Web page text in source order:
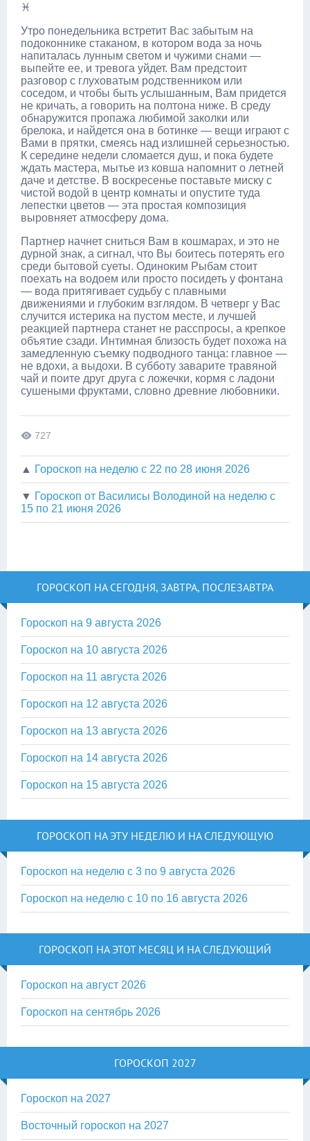
♓
Утро понедельника встретит Вас забытым на
подоконнике стаканом, в котором вода за ночь
напиталась лунным светом и чужими снами —
выпейте ее, и тревога уйдет. Вам предстоит
разговор с глуховатым родственником или
соседом, и чтобы быть услышанным, Вам придется
не кричать, а говорить на полтона ниже. В среду
обнаружится пропажа любимой заколки или
брелока, и найдется она в ботинке — вещи играют с
Вами в прятки, смеясь над излишней серьезностью.
К середине недели сломается душ, и пока будете
ждать мастера, мытье из ковша напомнит о летней
даче и детстве. В воскресенье поставьте миску с
чистой водой в центр комнаты и опустите туда
лепестки цветов — эта простая композиция
выровняет атмосферу дома.
Партнер начнет сниться Вам в кошмарах, и это не
дурной знак, а сигнал, что Вы боитесь потерять его
среди бытовой суеты. Одиноким Рыбам стоит
поехать на водоем или просто посидеть у фонтана
— вода притягивает судьбу с плавными
движениями и глубоким взглядом. В четверг у Вас
случится истерика на пустом месте, и лучшей
реакцией партнера станет не расспросы, а крепкое
объятие сзади. Интимная близость будет похожа на
замедленную съемку подводного танца: главное —
не вдохи, а выдохи. В субботу заварите травяной
чай и поите друг друга с ложечки, кормя с ладони
сушеными фруктами, словно древние любовники.
727
▲ Гороскоп на неделю с 22 по 28 июня 2026
▼ Гороскоп от Василисы Володиной на неделю с
15 по 21 июня 2026
ГОРОСКОП НА СЕГОДНЯ, ЗАВТРА, ПОСЛЕЗАВТРА
Гороскоп на 9 августа 2026
Гороскоп на 10 августа 2026
Гороскоп на 11 августа 2026
Гороскоп на 12 августа 2026
Гороскоп на 13 августа 2026
Гороскоп на 14 августа 2026
Гороскоп на 15 августа 2026
ГОРОСКОП НА ЭТУ НЕДЕЛЮ И НА СЛЕДУЮЩУЮ
Гороскоп на неделю с 3 по 9 августа 2026
Гороскоп на неделю с 10 по 16 августа 2026
ГОРОСКОП НА ЭТОТ МЕСЯЦ И НА СЛЕДУЮЩИЙ
Гороскоп на август 2026
Гороскоп на сентябрь 2026
ГОРОСКОП 2027
Гороскоп на 2027
Восточный гороскоп на 2027